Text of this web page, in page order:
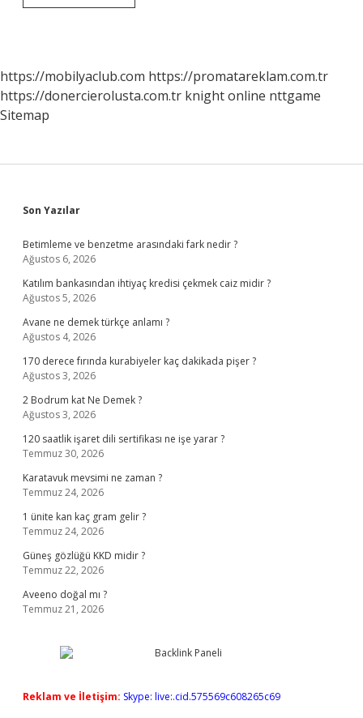
Ortaya
https://mobilyaclub.com https://promatareklam.com.tr
https://donercierolusta.com.tr knight online nttgame
Sitemap
Sidebar
Son Yazılar
Betimleme ve benzetme arasındaki fark nedir ?
Ağustos 6, 2026
Katılım bankasından ihtiyaç kredisi çekmek caiz midir ?
Ağustos 5, 2026
Avane ne demek türkçe anlamı ?
Ağustos 4, 2026
170 derece fırında kurabiyeler kaç dakikada pişer ?
Ağustos 3, 2026
2 Bodrum kat Ne Demek ?
Ağustos 3, 2026
120 saatlik işaret dili sertifikası ne işe yarar ?
Temmuz 30, 2026
Karatavuk mevsimi ne zaman ?
Temmuz 24, 2026
1 ünite kan kaç gram gelir ?
Temmuz 24, 2026
Güneş gözlüğü KKD midir ?
Temmuz 22, 2026
Aveeno doğal mı ?
Temmuz 21, 2026
Reklam ve İletişim: Skype: live:.cid.575569c608265c69